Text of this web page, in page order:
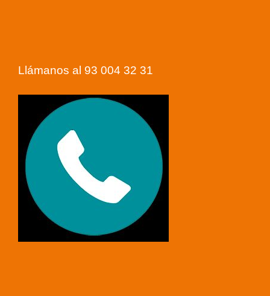
Llámanos al 93 004 32 31